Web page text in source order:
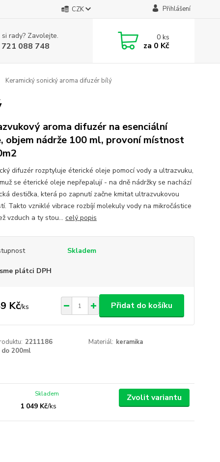
CZK Přihlášení
rady? Zavolejte.
088 748
0ks
za 0 Kč
Keramický sonický aroma difuzér bílý
aroma difuzér na esenciální
objem nádrže 100 ml, provoní místnost
difuzér rozptyluje éterické oleje pomocí vody a ultrazvuku,
se éterické oleje nepřepalují - na dně nádržky se nachází
destička, která po zapnutí začne kmitat ultrazvukovou
Takto vzniklé vibrace rozbíjí molekuly vody na mikročástice
vzduch a ty stou... celý popis
Skladem
plátci DPH
Kč/ks Přidat do košíku
2211186 Materiál: keramika
do 200ml
1 049 Kč/ks
Skladem Zvolit variantu